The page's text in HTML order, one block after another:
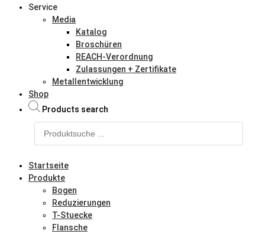
Service
Media
Katalog
Broschüren
REACH-Verordnung
Zulassungen + Zertifikate
Metallentwicklung
Shop
Products search
Startseite
Produkte
Bogen
Reduzierungen
T-Stuecke
Flansche